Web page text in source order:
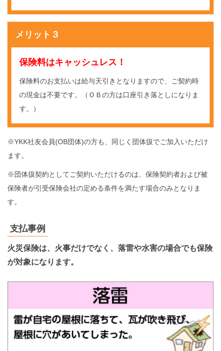
メリット３
保険料はキャッシュレス！
保険料のお支払いは給与天引きとなりますので、ご契約時
の現金は不要です。（ＯＢの方は口座引き落としになりま
す。）
※YKK社友会員(OB団体)の方も、同じく団体扱でご加入いただけ
ます。
※団体扱契約としてご契約いただけるのは、保険契約者および被
保険者が引受保険会社の定める条件を満たす場合のみとなりま
す。
支払事例
火災保険は、火事だけでなく、落雷や水害の場合でも保険
が対象になります。